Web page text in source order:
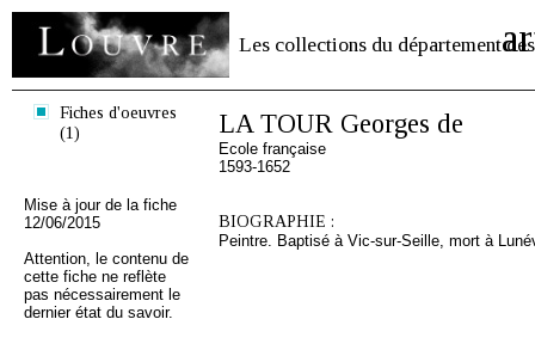
Les collections du département des
Fiches d'oeuvres
(1)
Mise à jour de la fiche
12/06/2015
Attention, le contenu de
cette fiche ne reflète
pas nécessairement le
dernier état du savoir.
LA TOUR Georges de
Ecole française
1593-1652
BIOGRAPHIE :
Peintre. Baptisé à Vic-sur-Seille, mort à